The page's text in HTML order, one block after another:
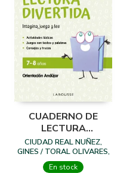
CUADERNO DE
LECTURA
DIVERTIDA 7-8
AÑOS
CIUDAD REAL NUÑEZ,
GINES / TORAL OLIVARES,
ANTONIA
En stock